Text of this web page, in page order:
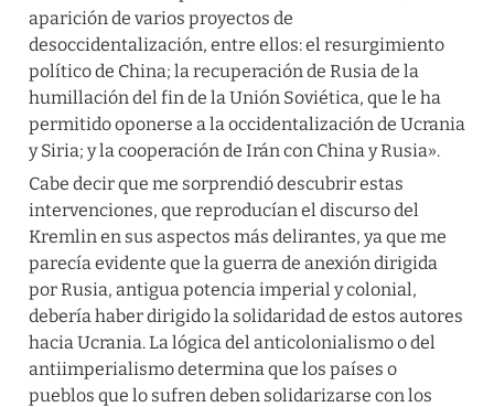
aparición de varios proyectos de
desoccidentalización, entre ellos: el resurgimiento
político de China; la recuperación de Rusia de la
humillación del fin de la Unión Soviética, que le ha
permitido oponerse a la occidentalización de Ucrania
y Siria; y la cooperación de Irán con China y Rusia».
Cabe decir que me sorprendió descubrir estas
intervenciones, que reproducían el discurso del
Kremlin en sus aspectos más delirantes, ya que me
parecía evidente que la guerra de anexión dirigida
por Rusia, antigua potencia imperial y colonial,
debería haber dirigido la solidaridad de estos autores
hacia Ucrania. La lógica del anticolonialismo o del
antiimperialismo determina que los países o
pueblos que lo sufren deben solidarizarse con los